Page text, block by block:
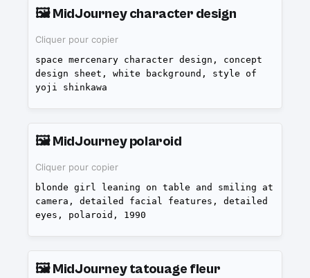
🖼️MidJourney character design
Cliquer pour copier
space mercenary character design, concept
design sheet, white background, style of
yoji shinkawa
🖼️MidJourney polaroid
Cliquer pour copier
blonde girl leaning on table and smiling at
camera, detailed facial features, detailed
eyes, polaroid, 1990
🖼️MidJourney tatouage fleur